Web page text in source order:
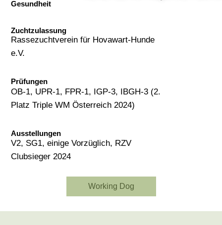
Gesundheit
Zuchtzulassung
Rassezuchtverein für Hovawart-Hunde
e.V.
Prüfungen
OB-1, UPR-1, FPR-1, IGP-3, IBGH-3 (2.
Platz Triple WM Österreich 2024)
Ausstellungen
V2, SG1, einige Vorzüglich, RZV
Clubsieger 2024
Working Dog